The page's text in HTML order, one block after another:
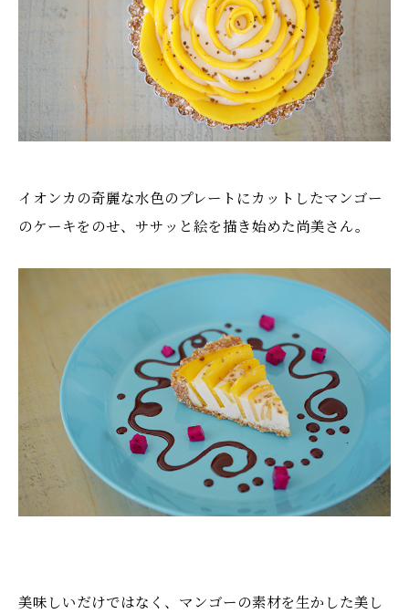
イオンカの奇麗な水色のプレートにカットしたマンゴー
のケーキをのせ、ササッと絵を描き始めた尚美さん。
美味しいだけではなく、マンゴーの素材を生かした美し